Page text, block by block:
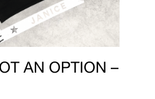
AN OPTION –